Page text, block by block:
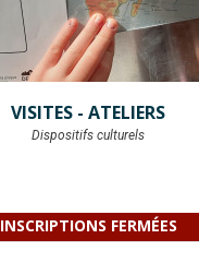
INSCRIPTIONS FERMÉES
VISITES - ATELIERS
Dispositifs culturels